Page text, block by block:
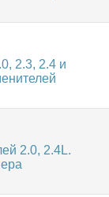
2.3, 2.4 и
2.0, 2.4L.